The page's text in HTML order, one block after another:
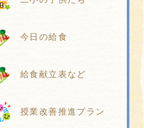
今日の給食
給食献立表など
授業改善推進プラン